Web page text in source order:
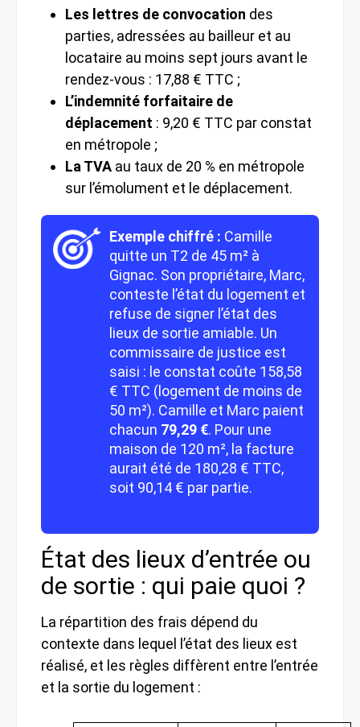
Les lettres de convocation des
parties, adressées au bailleur et au
locataire au moins sept jours avant le
rendez-vous : 17,88 € TTC ;
L’indemnité forfaitaire de
déplacement : 9,20 € TTC par constat
en métropole ;
La TVA au taux de 20 % en métropole
sur l’émolument et le déplacement.
Exemple chiffré : Camille
quitte un T2 de 45 m² à
Gignac. Son propriétaire, Marc,
conteste l’état du logement et
refuse de signer l’état des
lieux de sortie amiable. Un
commissaire de justice est
saisi : le constat coûte 158,58
€ TTC (logement de moins de
50 m²). Camille et Marc paient
chacun 79,29 €. Pour une
maison de 120 m², la facture
aurait été de 180,28 € TTC,
soit 90,14 € par partie.
État des lieux d’entrée ou
de sortie : qui paie quoi ?
La répartition des frais dépend du
contexte dans lequel l’état des lieux est
réalisé, et les règles diffèrent entre l’entrée
et la sortie du logement :